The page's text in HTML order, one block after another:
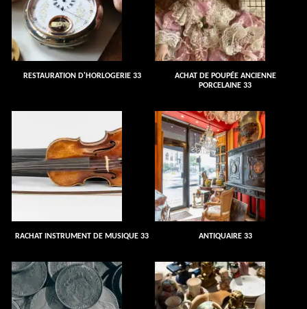
RESTAURATION D'HORLOGERIE 33
ACHAT DE POUPÉE ANCIENNE
PORCELAINE 33
RACHAT INSTRUMENT DE MUSIQUE 33 ANTIQUAIRE 33